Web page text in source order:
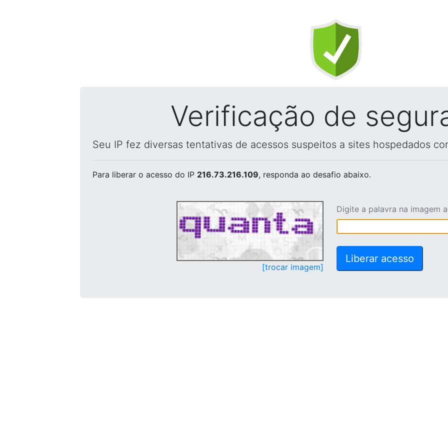
Verificação de
Seu IP fez diversas tentativas de acessos suspeitos a sites hospedados
Para liberar o acesso do IP 216.73.216.109, responda ao desafio abaixo.
[trocar imagem]
Digite a palavra na imagem